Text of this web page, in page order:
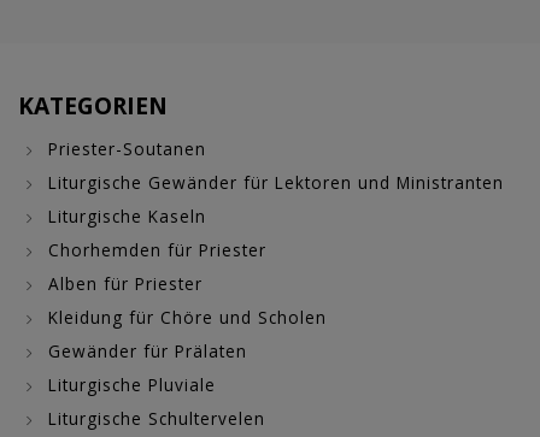
KATEGORIEN
Priester-Soutanen
Liturgische Gewänder für Lektoren und Ministranten
Liturgische Kaseln
Chorhemden für Priester
Alben für Priester
Kleidung für Chöre und Scholen
Gewänder für Prälaten
Liturgische Pluviale
Liturgische Schultervelen